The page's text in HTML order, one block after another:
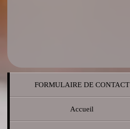
FORMULAIRE DE CONTACT
Accueil